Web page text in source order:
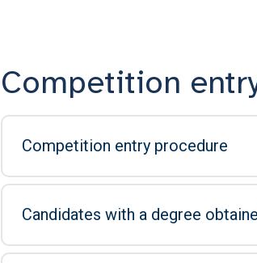
Competition
Competition entry procedure
Candidates with a degree